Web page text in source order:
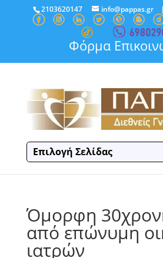
2103620147 info@pappas.gr
Φόρμα
Επιλογή Σελίδας
Όμορφη
από επώνυμη
ιατρών